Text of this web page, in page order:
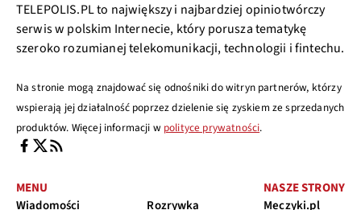
TELEPOLIS.PL to największy i najbardziej opiniotwórczy
serwis w polskim Internecie, który porusza tematykę
szeroko rozumianej telekomunikacji, technologii i fintechu.
Na stronie mogą znajdować się odnośniki do witryn partnerów, którzy
wspierają jej działalność poprzez dzielenie się zyskiem ze sprzedanych
produktów. Więcej informacji w polityce prywatności.
MENU
Wiadomości
Rozrywka
NASZE STRONY
Meczyki.pl